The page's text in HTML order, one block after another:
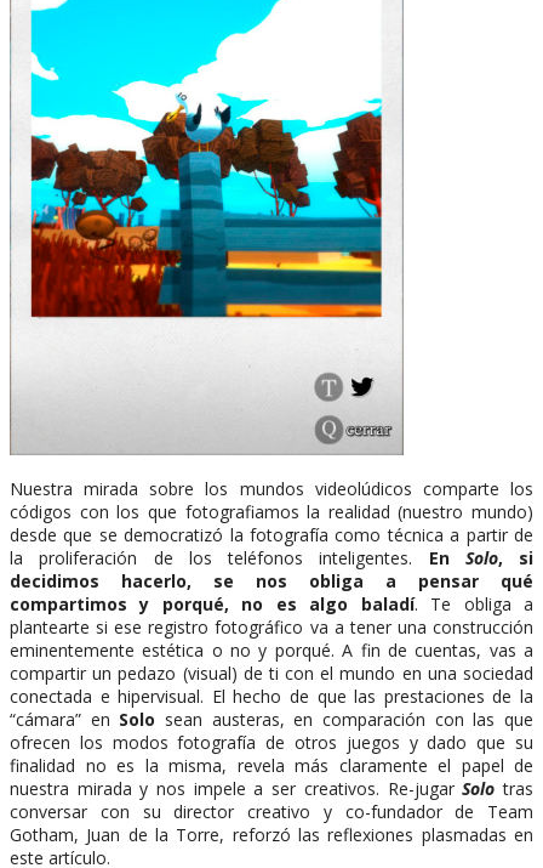
Nuestra mirada sobre los mundos videolúdicos comparte los
códigos con los que fotografiamos la realidad (nuestro mundo)
desde que se democratizó la fotografía como técnica a partir de
la proliferación de los teléfonos inteligentes. En Solo, si
decidimos hacerlo, se nos obliga a pensar qué
compartimos y porqué, no es algo baladí. Te obliga a
plantearte si ese registro fotográfico va a tener una construcción
eminentemente estética o no y porqué. A fin de cuentas, vas a
compartir un pedazo (visual) de ti con el mundo en una sociedad
conectada e hipervisual. El hecho de que las prestaciones de la
“cámara” en Solo sean austeras, en comparación con las que
ofrecen los modos fotografía de otros juegos y dado que su
finalidad no es la misma, revela más claramente el papel de
nuestra mirada y nos impele a ser creativos. Re-jugarSolo tras
conversar con su director creativo y co-fundador de Team
Gotham, Juan de la Torre, reforzó las reflexiones plasmadas en
este artículo.